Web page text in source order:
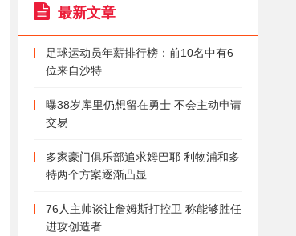
最新文章
足球运动员年薪排行榜：前10名中有6
位来自沙特
曝38岁库里仍想留在勇士 不会主动申请
交易
多家豪门俱乐部追求姆巴耶 利物浦和多
特两个方案逐渐凸显
76人主帅谈让詹姆斯打控卫 称能够胜任
进攻创造者